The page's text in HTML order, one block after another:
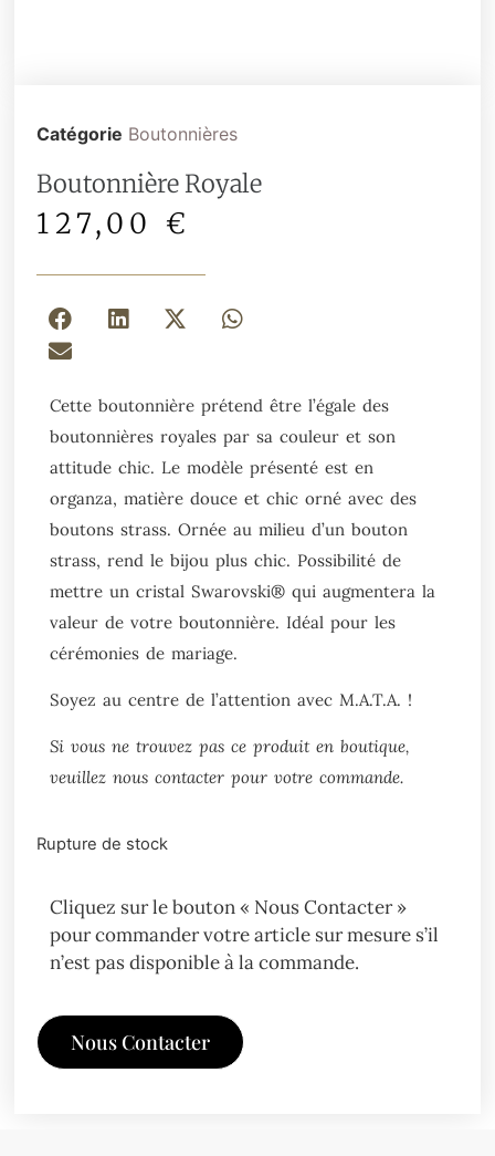
Catégorie Boutonnières
Boutonnière Royale
127,00 €
Cette boutonnière prétend être l’égale des
boutonnières royales par sa couleur et son
attitude chic. Le modèle présenté est en
organza, matière douce et chic orné avec des
boutons strass. Ornée au milieu d’un bouton
strass, rend le bijou plus chic. Possibilité de
mettre un cristal Swarovski®qui augmentera la
valeur de votre boutonnière. Idéal pour les
cérémonies de mariage.
Soyez au centre de l’attention avec M.A.T.A. !
Si vous ne trouvez pas ce produit en boutique,
veuillez nous contacter pour votre commande.
Rupture de stock
Cliquez sur le bouton « Nous Contacter »
pour commander votre article sur mesure s’il
n’est pas disponible à la commande.
Nous Contacter